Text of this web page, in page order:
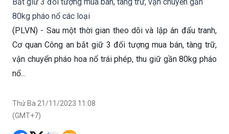
Pháp luật /Tin nóng
Bắt giữ 3 đối tượng mua bán, tàng trữ, vận chuyển gần
80kg pháo nổ các loại
(PLVN) - Sau một thời gian theo dõi và lập án đấu tranh,
nổ...